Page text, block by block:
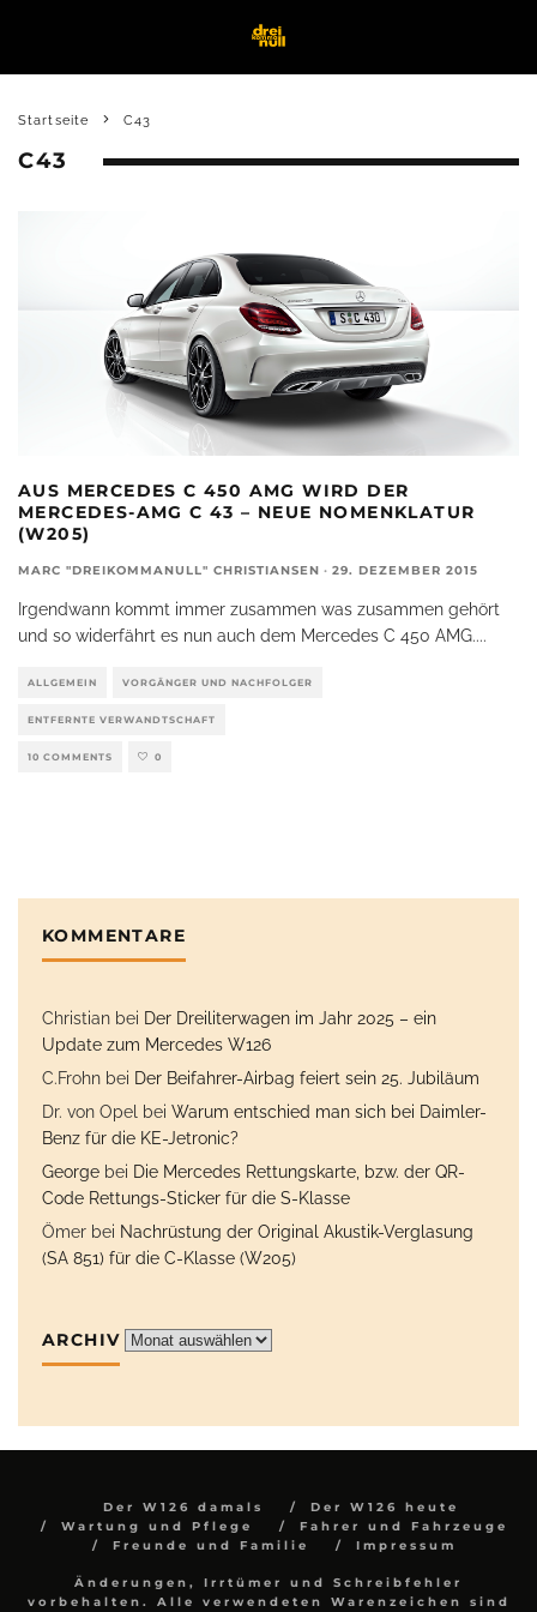
Startseite C43
C43
AUS MERCEDES C 450 AMG WIRD DER
MERCEDES-AMG C 43 – NEUE NOMENKLATUR
(W205)
MARC "DREIKOMMANULL" CHRISTIANSEN · 29. DEZEMBER 2015
Irgendwann kommt immer zusammen was zusammen gehört
und so widerfährt es nun auch dem Mercedes C 450 AMG....
ALLGEMEIN VORGÄNGER UND NACHFOLGER
ENTFERNTE VERWANDTSCHAFT
10 COMMENTS 0
KOMMENTARE
Christian bei Der Dreiliterwagen im Jahr 2025 – ein
Update zum Mercedes W126
C.Frohn bei Der Beifahrer-Airbag feiert sein 25. Jubiläum
Dr. von Opel bei Warum entschied man sich bei Daimler-
Benz für die KE-Jetronic?
George bei Die Mercedes Rettungskarte, bzw. der QR-
Code Rettungs-Sticker für die S-Klasse
Ömer bei Nachrüstung der Original Akustik-Verglasung
(SA 851) für die C-Klasse (W205)
ARCHIV Archiv
Der W126 damals
Der W126 heute
Wartung und Pflege
Fahrer und Fahrzeuge
Freunde und Familie
Impressum
Änderungen, Irrtümer und Schreibfehler
vorbehalten. Alle verwendeten Warenzeichen sind